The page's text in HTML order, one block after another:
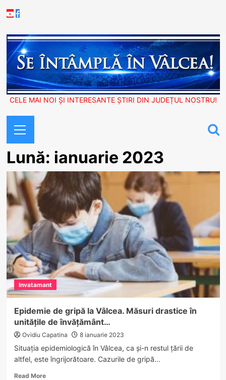
to
Youtube
Facebook
CELE MAI NOI ȘI INTERESANTE ȘTIRI DIN JUDEȚUL NOSTRU!
Menu
Lună: ianuarie 2023
Invatamant
Epidemie de gripă la Vâlcea. Măsuri drastice în
unitățile de învățământ…
Ovidiu Capatina 8 ianuarie 2023
Situația epidemiologică în Vâlcea, ca și-n restul țării de
altfel, este îngrijorătoare. Cazurile de gripă...
Read MoreRead